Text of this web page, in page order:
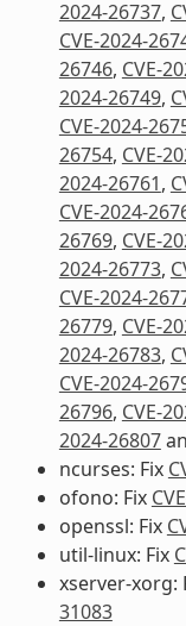
2024-26737,
CVE-2024-
26746, CVE-
2024-26749,
CVE-2024-
26754, CVE-
2024-26761,
CVE-2024-
26769, CVE-
2024-26773,
CVE-2024-
26779, CVE-
2024-26783,
CVE-2024-
26796, CVE-
2024-26807
ncurses: Fix
ofono: Fix
openssl: Fix
util-linux: Fix
xserver-xorg:
31083